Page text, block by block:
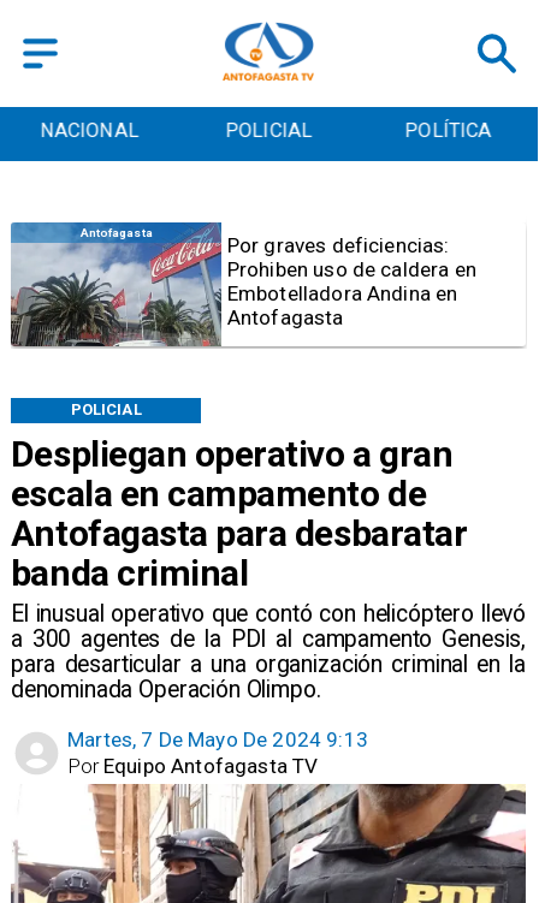
POLICIAL POLÍTICA CULTURA
Despliegan operativo a gran
escala en campamento de
Antofagasta para desbaratar
banda criminal
El inusual operativo que contó con helicóptero llevó
a 300 agentes de la PDI al campamento Genesis,
para desarticular a una organización criminal en la
denominada Operación Olimpo.
POLICIAL
Martes, 7 De Mayo De 2024 9:13
Equipo Antofagasta TV
Por
Policial
Mujer queda en prisión
preventiva por estafas con
falsos cupos de Serviu en
Antofagasta